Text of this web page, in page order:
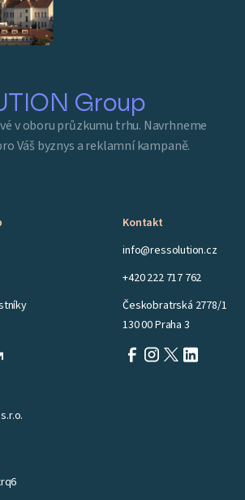
Group
v oboru průzkumu trhu. Navrhneme
Váš byznys a reklamní kampaně.
Kontakt
info@ressolution.cz
+420 222 717 762
Českobratrská 2778/1
130 00 Praha 3